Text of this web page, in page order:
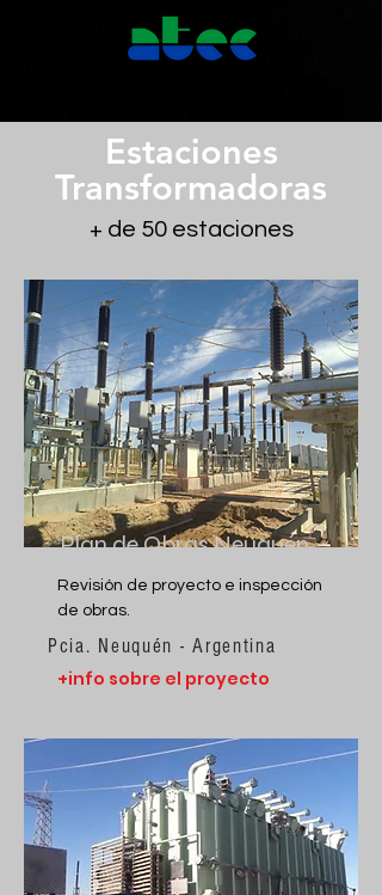
Estaciones
Transformadoras
+ de 50 estaciones
Plan de Obras Neuquén
Revisión de proyecto e inspección
de obras.
Pcia. Neuquén - Argentina
+info sobre el proyecto